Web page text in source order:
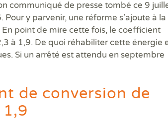
diagnostics immobiliers obligatoires lors d'une
Collectif et Non collectif
réglementaire
de performance énergétique
Parasitaire
pour bénéficier des aides à la rénovation ?
rénovation MonAuditRénov'
immobiliers en copropriété
de division
de Plan Pluriannuel de Travaux
avant et après travaux ou démolition
amiante
avant démolition
amiante avant démolition
amiante avant travaux
nous ?
communiqué de presse tombé ce 9
y parvenir, une réforme s’ajoute à la
point de mire cette fois, le coefficient
à 1,9. De quoi réhabiliter cette énergie
Si un arrêté est attendu en septembre
de conversion de